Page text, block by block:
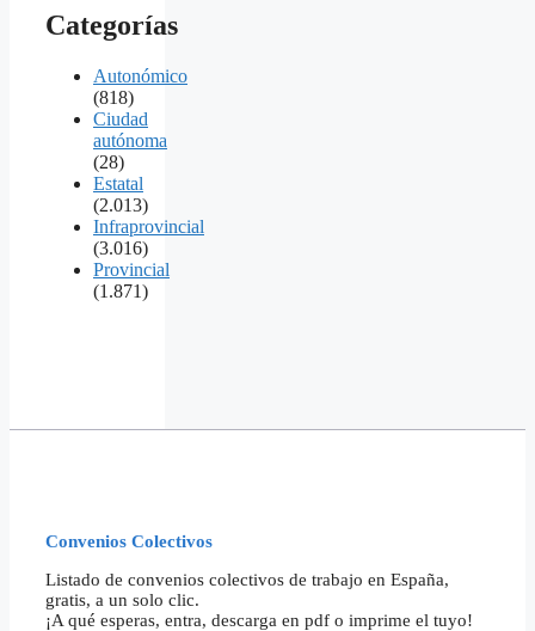
Categorías
Autonómico
(818)
Ciudad
autónoma
(28)
Estatal
(2.013)
Infraprovincial
(3.016)
Provincial
(1.871)
Convenios Colectivos
Listado de convenios colectivos de trabajo en España,
gratis, a un solo clic.
¡A qué esperas, entra, descarga en pdf o imprime el tuyo!